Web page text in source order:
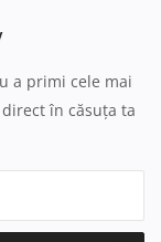
a primi cele mai
în căsuța ta